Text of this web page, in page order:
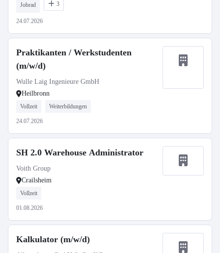
Jobrad 3
24.07.2026
Praktikanten / Werkstudenten
(m/w/d)
Wulle Laig Ingenieure GmbH
Heilbronn
Vollzeit Weiterbildungen
24.07.2026
SH 2.0 Warehouse Administrator
Voith Group
Crailsheim
Vollzeit
01.08.2026
Kalkulator (m/w/d)